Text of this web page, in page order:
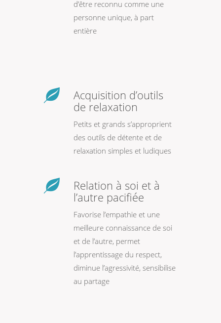
d’être reconnu comme une
personne unique, à part
entière
Acquisition d’outils
de relaxation
Petits et grands s’approprient
des outils de détente et de
relaxation simples et ludiques
Relation à soi et à
l’autre pacifiée
Favorise l’empathie et une
meilleure connaissance de soi
et de l’autre, permet
l’apprentissage du respect,
diminue l’agressivité, sensibilise
au partage